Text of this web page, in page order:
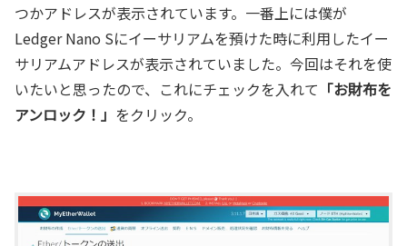
つかアドレスが表示されています。一番上には僕が
Ledger Nano Sにイーサリアムを預けた時に利用したイー
サリアムアドレスが表示されていました。今回はそれを使
いたいと思ったので、これにチェックを入れて 「お財布を
アンロック！」 をクリック。